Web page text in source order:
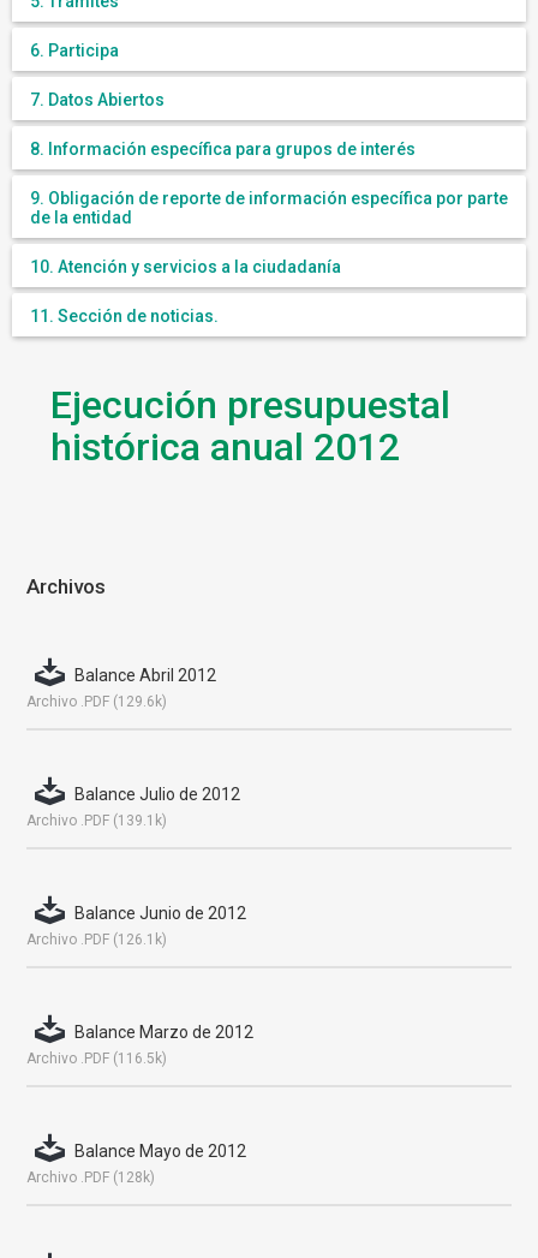
6. Participa
7. Datos Abiertos
8. Información específica para grupos de interés
9. Obligación de reporte de información específica por parte
de la entidad
10. Atención y servicios a la ciudadanía
11. Sección de noticias.
Ejecución presupuestal
histórica anual 2012
Archivos
Balance Abril 2012
Archivo .PDF (129.6k)
Balance Julio de 2012
Archivo .PDF (139.1k)
Balance Junio de 2012
Archivo .PDF (126.1k)
Balance Marzo de 2012
Archivo .PDF (116.5k)
Balance Mayo de 2012
Archivo .PDF (128k)